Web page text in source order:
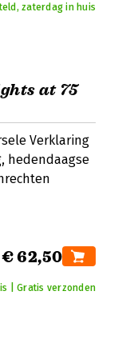
zaterdag in huis
at 75
Verklaring
hedendaagse
€ 62,50
| Gratis verzonden